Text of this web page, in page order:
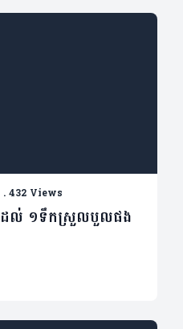
.432 Views
ដល់ ១ទឹកស្រួលបួលផង